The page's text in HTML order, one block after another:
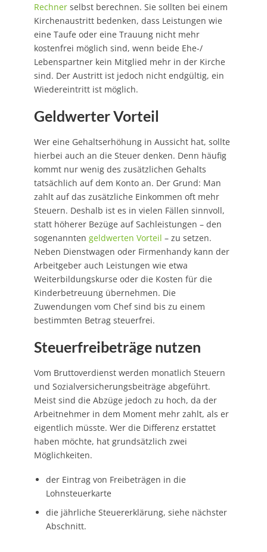
Rechnerselbst berechnen. Sie sollten bei einem
Kirchenaustritt bedenken, dass Leistungen wie
eine Taufe oder eine Trauung nicht mehr
kostenfrei möglich sind, wenn beide Ehe-/
Lebenspartner kein Mitglied mehr in der Kirche
sind. Der Austritt ist jedoch nicht endgültig, ein
Wiedereintritt ist möglich.
Geldwerter Vorteil
Wer eine Gehaltserhöhung in Aussicht hat, sollte
hierbei auch an die Steuer denken. Denn häufig
kommt nur wenig des zusätzlichen Gehalts
tatsächlich auf dem Konto an. Der Grund: Man
zahlt auf das zusätzliche Einkommen oft mehr
Steuern. Deshalb ist es in vielen Fällen sinnvoll,
statt höherer Bezüge auf Sachleistungen – den
sogenannten geldwerten Vorteil – zu setzen.
Neben Dienstwagen oder Firmenhandy kann der
Arbeitgeber auch Leistungen wie etwa
Weiterbildungskurse oder die Kosten für die
Kinderbetreuung übernehmen. Die
Zuwendungen vom Chef sind bis zu einem
bestimmten Betrag steuerfrei.
Steuerfreibeträge nutzen
Vom Bruttoverdienst werden monatlich Steuern
und Sozialversicherungsbeiträge abgeführt.
Meist sind die Abzüge jedoch zu hoch, da der
Arbeitnehmer in dem Moment mehr zahlt, als er
eigentlich müsste. Wer die Differenz erstattet
haben möchte, hat grundsätzlich zwei
Möglichkeiten.
der Eintrag von Freibeträgen in die
Lohnsteuerkarte
die jährliche Steuererklärung, siehe nächster
Abschnitt.